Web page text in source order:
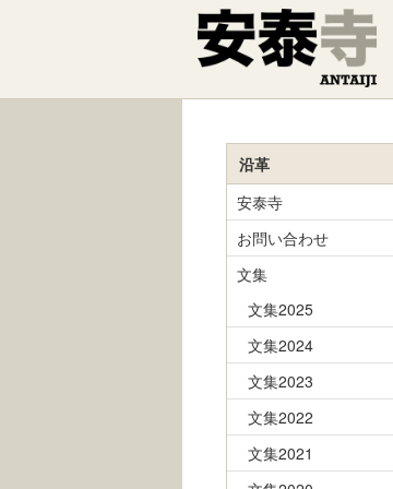
沿革
安泰寺
お問い合わせ
文集
文集2025
文集2024
文集2023
文集2022
文集2021